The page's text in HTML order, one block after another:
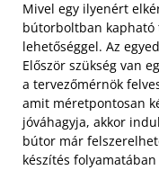
Mivel egy ilyenért
bútorboltban kapható
lehetőséggel. Az
Először szükség van
a tervezőmérnök
amit méretpontosan
jóváhagyja, akkor
bútor már
készítés